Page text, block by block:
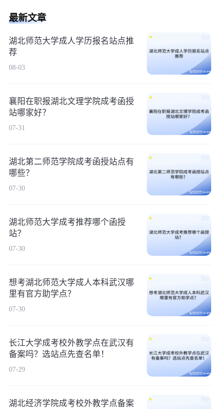
最新文章
湖北师范大学成人学历报名站点推
荐
08-03
襄阳在职报湖北文理学院成考函授
站哪家好？
07-31
湖北第二师范学院成考函授站点有
哪些？
07-30
湖北师范大学成考推荐哪个函授
站？
07-30
想考湖北师范大学成人本科武汉哪
里有官方助学点？
07-30
长江大学成考校外教学点在武汉有
备案吗？选站点先查名单！
07-29
湖北经济学院成考校外教学点备案